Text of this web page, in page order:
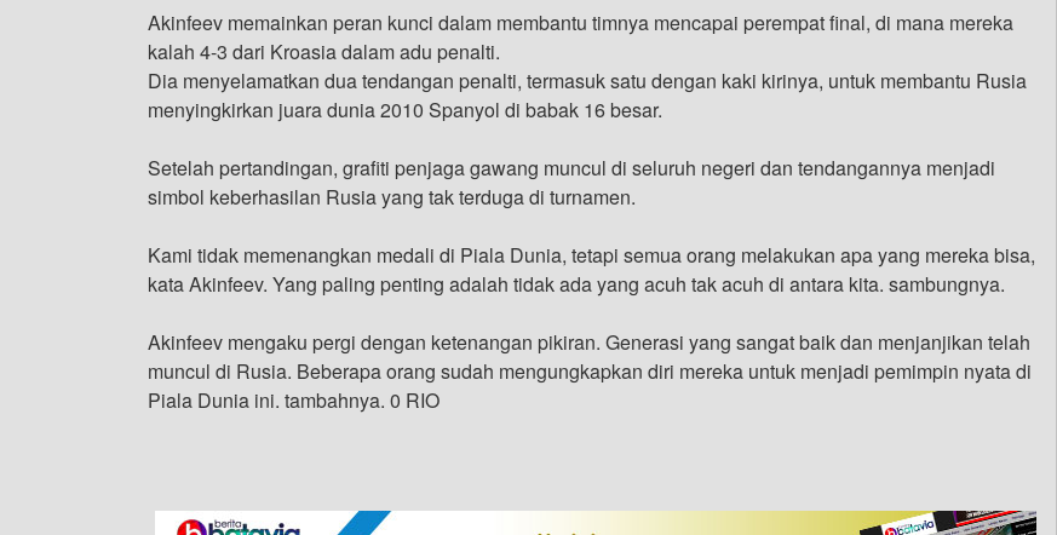
Akinfeev memainkan peran kunci dalam membantu timnya mencapai perempat final, di mana mereka
kalah 4-3 dari Kroasia dalam adu penalti.
Dia menyelamatkan dua tendangan penalti, termasuk satu dengan kaki kirinya, untuk membantu Rusia
menyingkirkan juara dunia 2010 Spanyol di babak 16 besar.
Setelah pertandingan, grafiti penjaga gawang muncul di seluruh negeri dan tendangannya menjadi
simbol keberhasilan Rusia yang tak terduga di turnamen.
Kami tidak memenangkan medali di Piala Dunia, tetapi semua orang melakukan apa yang mereka bisa,
kata Akinfeev. Yang paling penting adalah tidak ada yang acuh tak acuh di antara kita. sambungnya.
Akinfeev mengaku pergi dengan ketenangan pikiran. Generasi yang sangat baik dan menjanjikan telah
muncul di Rusia. Beberapa orang sudah mengungkapkan diri mereka untuk menjadi pemimpin nyata di
Piala Dunia ini. tambahnya. 0 RIO